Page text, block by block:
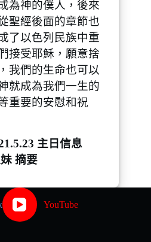
為神的僕人，後來
聖經後面的章節也
了以色列民族中重
接受耶穌，願意捨
我們的生命也可以
就成為我們一生的
重要的安慰和祝
主日信息
摘要
YouTube